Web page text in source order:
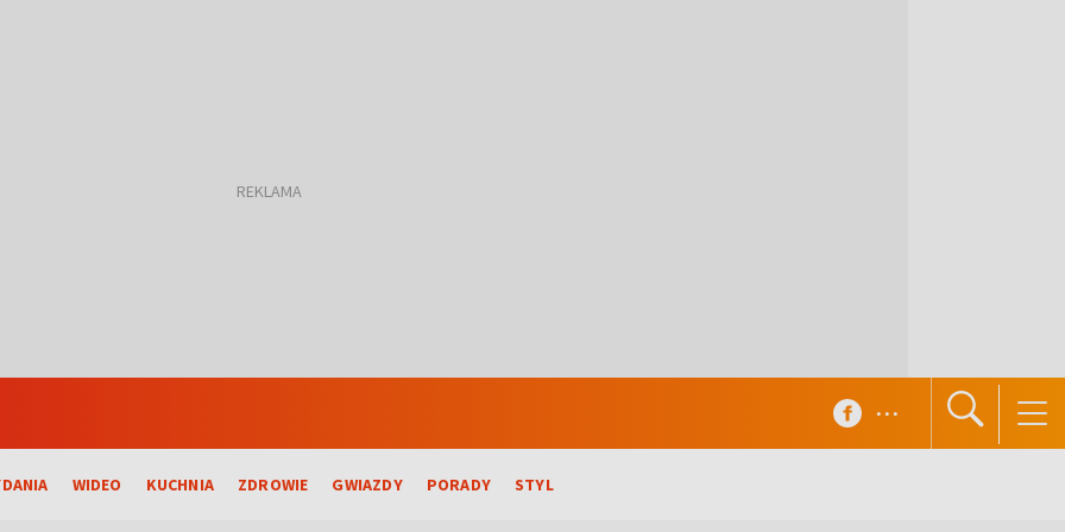
WIDEO KUCHNIA ZDROWIE GWIAZDY PORADY STYL
...